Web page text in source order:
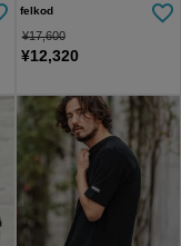
felkod
¥17,600
¥12,320